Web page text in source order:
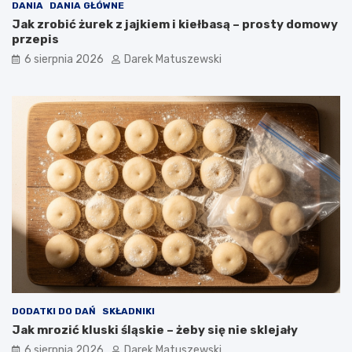
w
o
ś
c
i
k
–
j
a
k
a
w
n
a
j
DANIA DANIA GŁÓWNE
Jak zrobić żurek z jajkiem i kiełbasą – prosty domowy
przepis
6 sierpnia 2026 Darek Matuszewski
DODATKI DO DAŃ SKŁADNIKI
Jak mrozić kluski śląskie – żeby się nie sklejały